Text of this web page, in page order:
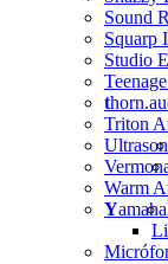
Sound
Squarp
Studio
t
Triton
Warm
Yamaha